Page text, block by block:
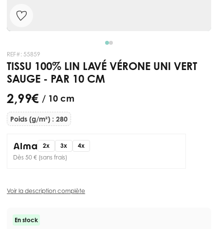
REF#: 55859
TISSU 100% LIN LAVÉ VÉRONE UNI VERT
SAUGE - PAR 10 CM
2,99 € / 10 cm
Poids (g/m²) : 280
2x 3x
4x
Dès 50 € (sans frais)
Voir la description complète
En stock